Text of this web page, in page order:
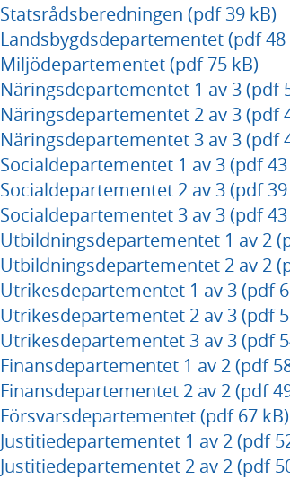
Statsrådsberedningen (pdf 39 kB)
Landsbygdsdepartementet (pdf 48
Miljödepartementet (pdf 75 kB)
Näringsdepartementet 1 av 3 (pdf
Näringsdepartementet 2 av 3 (pdf
Näringsdepartementet 3 av 3 (pdf
Socialdepartementet 1 av 3 (pdf
Socialdepartementet 2 av 3 (pdf
Socialdepartementet 3 av 3 (pdf
Utbildningsdepartementet 1 av 2
Utbildningsdepartementet 2 av 2
Utrikesdepartementet 1 av 3 (pdf
Utrikesdepartementet 2 av 3 (pdf
Utrikesdepartementet 3 av 3 (pdf
Finansdepartementet 1 av 2 (pdf
Finansdepartementet 2 av 2 (pdf
Försvarsdepartementet (pdf 67 kB)
Justitiedepartementet 1 av 2 (pdf
Justitiedepartementet 2 av 2 (pdf